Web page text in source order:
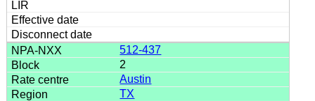
512-437
2
Austin
TX